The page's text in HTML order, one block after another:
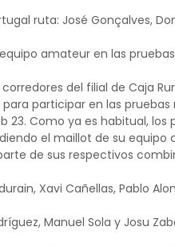
ruta: José Gonçalves,
amateur en las
del filial de Caja
participar en las pruebas
23. Como ya es habitual, los
el maillot de su equipo
de sus respectivos
Xavi Cañellas, Pablo
Manuel Sola y Josu